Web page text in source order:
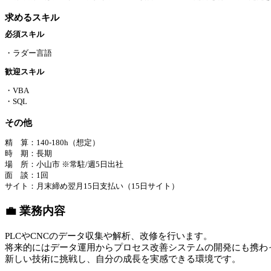
求めるスキル
必須スキル
・ラダー言語
歓迎スキル
・VBA
・SQL
その他
精 算：140-180h（想定）
時 期：長期
場 所：小山市 ※常駐/週5日出社
面 談：1回
サイト：月末締め翌月15日支払い（15日サイト）
💼 業務内容
PLCやCNCのデータ収集や解析、改修を行います。
将来的にはデータ運用からプロセス改善システムの開発にも携わ
新しい技術に挑戦し、自分の成長を実感できる環境です。